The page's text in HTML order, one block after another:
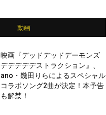
動画
映画『デッドデッドデーモンズ
デデデデデストラクション』、
ano・幾田りらによるスペシャル
コラボソング2曲が決定！本予告
も解禁！